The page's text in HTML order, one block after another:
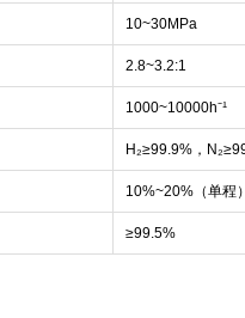
10~30MPa
2.8~3.2:1
1000~10000h⁻¹
H₂≥99.9%，
10%~20%（单程）
≥99.5%